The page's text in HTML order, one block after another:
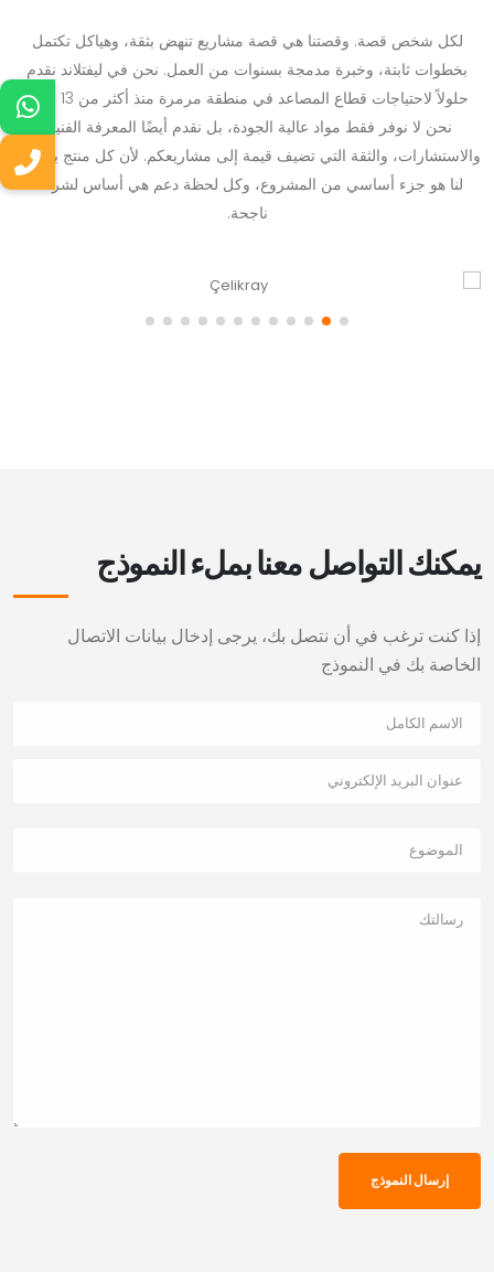
لكل شخص قصة. وقصتنا هي قصة مشاريع تنهض بثقة، وهياكل تكتمل
بخطوات ثابتة، وخبرة مدمجة بسنوات من العمل. نحن في ليفتلاند نقدم
حلولاً لاحتياجات قطاع المصاعد في منطقة مرمرة منذ أكثر من 13 عامًا.
نحن لا نوفر فقط مواد عالية الجودة، بل نقدم أيضًا المعرفة الفنية،
والاستشارات، والثقة التي تضيف قيمة إلى مشاريعكم. لأن كل منتج بالنسبة
لنا هو جزء أساسي من المشروع، وكل لحظة دعم هي أساس لشراكة
ناجحة.
يمكنك التواصل معنا بملء النموذج
إذا كنت ترغب في أن نتصل بك، يرجى إدخال بيانات الاتصال
الخاصة بك في النموذج
إرسال النموذج